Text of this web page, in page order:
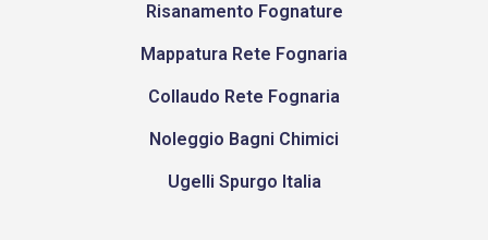
Risanamento Fognature
Mappatura Rete Fognaria
Collaudo Rete Fognaria
Noleggio Bagni Chimici
Ugelli Spurgo Italia